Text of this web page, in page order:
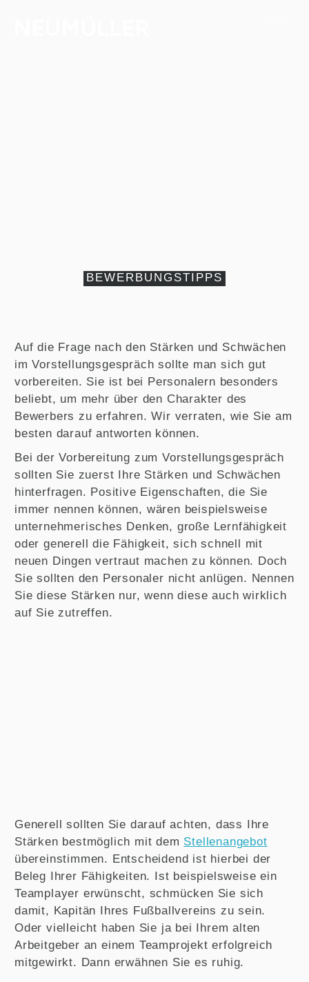
BEWERBUNGSTIPPS
Auf die Frage nach den Stärken und Schwächen
im Vorstellungsgespräch sollte man sich gut
vorbereiten. Sie ist bei Personalern besonders
beliebt, um mehr über den Charakter des
Bewerbers zu erfahren. Wir verraten, wie Sie am
besten darauf antworten können.
Bei der Vorbereitung zum Vorstellungsgespräch
sollten Sie zuerst Ihre Stärken und Schwächen
hinterfragen. Positive Eigenschaften, die Sie
immer nennen können, wären beispielsweise
unternehmerisches Denken, große Lernfähigkeit
oder generell die Fähigkeit, sich schnell mit
neuen Dingen vertraut machen zu können. Doch
Sie sollten den Personaler nicht anlügen. Nennen
Sie diese Stärken nur, wenn diese auch wirklich
auf Sie zutreffen.
Generell sollten Sie darauf achten, dass Ihre
Stärken bestmöglich mit dem Stellenangebot
übereinstimmen. Entscheidend ist hierbei der
Beleg Ihrer Fähigkeiten. Ist beispielsweise ein
Teamplayer erwünscht, schmücken Sie sich
damit, Kapitän Ihres Fußballvereins zu sein.
Oder vielleicht haben Sie ja bei Ihrem alten
Arbeitgeber an einem Teamprojekt erfolgreich
mitgewirkt. Dann erwähnen Sie es ruhig.